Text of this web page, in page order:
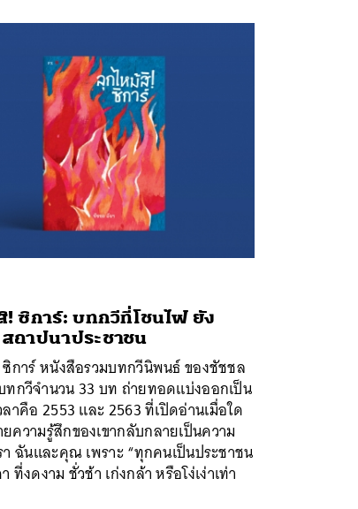
! ซิการ์: บทกวีที่โชนไฟ ยัง
ถาปนาประชาชน
การ์ หนังสือรวมบทกวีนิพนธ์ ของชัชชล
ทกวีจำนวน 33 บท ถ่ายทอดแบ่งออกเป็น
ลาคือ 2553 และ 2563 ที่เปิดอ่านเมื่อใด
ความรู้สึกของเขากลับกลายเป็นความ
า ฉันและคุณ เพราะ “ทุกคนเป็นประชาชน
ที่งดงาม ชั่วช้า เก่งกล้า หรือโง่เง่าเท่า